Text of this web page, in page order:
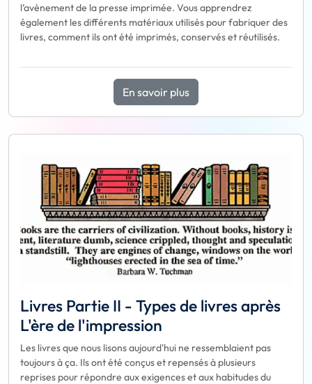
l’avènement de la presse imprimée. Vous apprendrez
également les différents matériaux utilisés pour fabriquer des
livres, comment ils ont été imprimés, conservés et réutilisés.
En savoir plus
Livres Partie II - Types de livres après
L'ère de l'impression
Les livres que nous lisons aujourd'hui ne ressemblaient pas
toujours à ça. Ils ont été conçus et repensés à plusieurs
reprises pour répondre aux exigences et aux habitudes du